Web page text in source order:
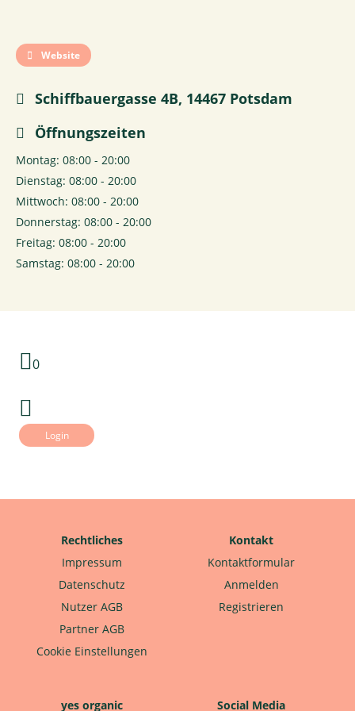
Website
Schiffbauergasse 4B, 14467 Potsdam
Öffnungszeiten
Montag: 08:00 - 20:00
Dienstag: 08:00 - 20:00
Mittwoch: 08:00 - 20:00
Donnerstag: 08:00 - 20:00
Freitag: 08:00 - 20:00
Samstag: 08:00 - 20:00
0
Login
Rechtliches
Impressum
Datenschutz
Nutzer AGB
Partner AGB
Cookie Einstellungen
Kontakt
Kontaktformular
Anmelden
Registrieren
yes organic Social Media